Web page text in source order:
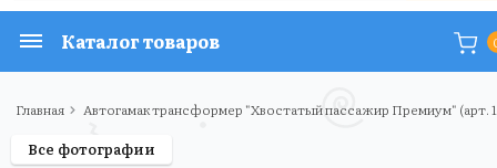
Каталог товаров
Главная Автогамак трансформер "Хвостатый пассажир Премиум" (арт.
Все фотографии